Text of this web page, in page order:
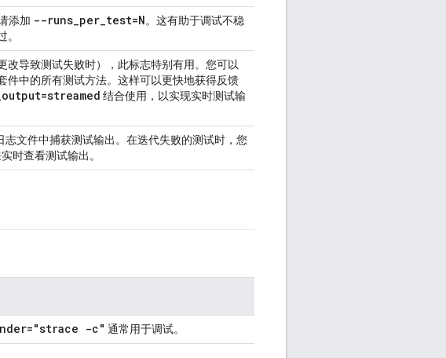
添加 --runs_per_test=N。这有助于调试不稳
导致测试失败时），此标志特别有用。您可以
件中的所有测试方法。这样可以更快地获得反馈
output=streamed 结合使用，以实现实时测试输
文件中捕获测试输出。在迭代失败的测试时，您
时查看测试输出。
"strace -c" 通常用于调试。